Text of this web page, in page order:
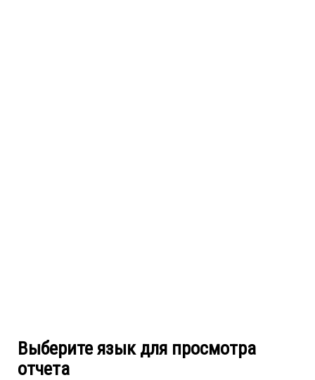
Выберите язык для просмотра
отчета